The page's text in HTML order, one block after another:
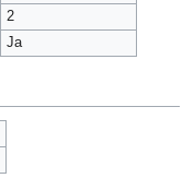
2
Ja